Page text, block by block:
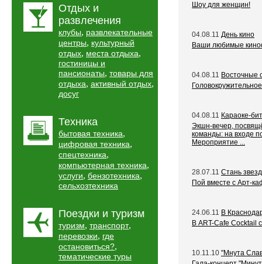
Отдых и
развлечения
клубы, развлекательные
центры, культурный
отдых, места отдыха,
гостиницы и
пансионаты, товары для
отдыха, активный отдых,
досуг
Техника
бытовая техника,
цифровая техника,
спецтехника,
компьютерная техника,
услуги, бензотехника,
сельхозтехника
Поездки и туризм
туризм, транспорт,
перевозки, где
остановиться?,
тематические туры
Шоу для женщин!
04.08.11 День кино
Ваши любимые
04.08.11 Восточные
04.08.11 Караоке-
Экшн-вечер,
команды: на входе
Мероприятие ...
28.07.11 Стань
Пой вместе с Арт-
24.06.11 В
В ART-Cafe Cocktail
10.11.10 "Мнута